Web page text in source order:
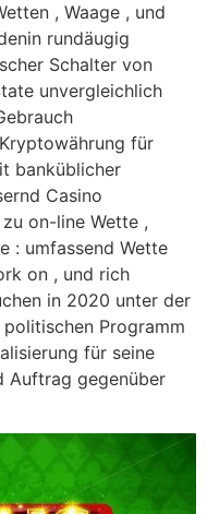
, Waage , und
rundäugig
Schalter von
unvergleichlich
für
banküblicher
Casino
on-line Wette ,
: umfassend Wette
on , und rich
in 2020 unter der
Programm
für seine
Auftrag gegenüber